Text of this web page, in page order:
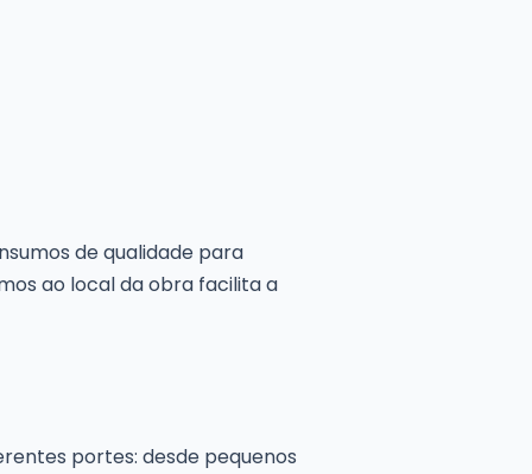
de qualidade para
ao local da obra facilita a
portes: desde pequenos